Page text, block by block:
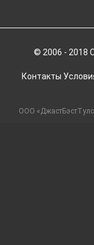
© 2006 - 2018
Контакты
ООО